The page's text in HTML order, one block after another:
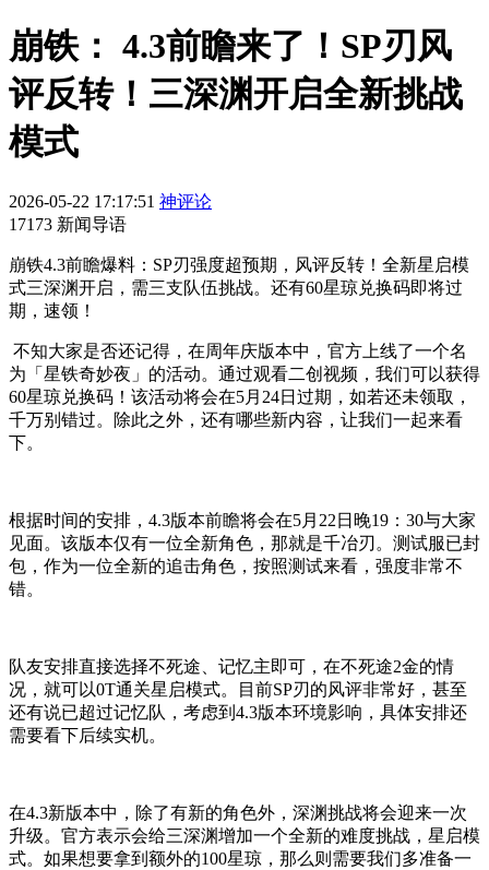
崩铁： 4.3前瞻来了！SP刃风
评反转！三深渊开启全新挑战
模式
2026-05-22 17:17:51 神评论
17173 新闻导语
崩铁4.3前瞻爆料：SP刃强度超预期，风评反转！全新星启模
式三深渊开启，需三支队伍挑战。还有60星琼兑换码即将过
期，速领！
不知大家是否还记得，在周年庆版本中，官方上线了一个名
为「星铁奇妙夜」的活动。通过观看二创视频，我们可以获得
60星琼兑换码！该活动将会在5月24日过期，如若还未领取，
千万别错过。除此之外，还有哪些新内容，让我们一起来看
下。
根据时间的安排，4.3版本前瞻将会在5月22日晚19：30与大家
见面。该版本仅有一位全新角色，那就是千冶刃。测试服已封
包，作为一位全新的追击角色，按照测试来看，强度非常不
错。
队友安排直接选择不死途、记忆主即可，在不死途2金的情
况，就可以0T通关星启模式。目前SP刃的风评非常好，甚至
还有说已超过记忆队，考虑到4.3版本环境影响，具体安排还
需要看下后续实机。
在4.3新版本中，除了有新的角色外，深渊挑战将会迎来一次
升级。官方表示会给三深渊增加一个全新的难度挑战，星启模
式。如果想要拿到额外的100星琼，那么则需要我们多准备一